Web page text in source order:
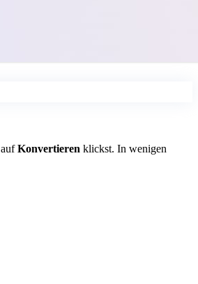
Konvertieren klickst. In wenigen